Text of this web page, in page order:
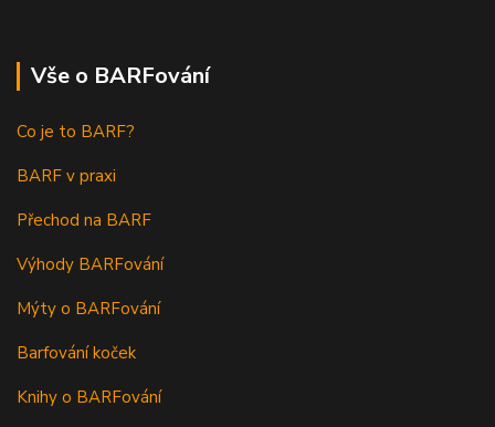
Vše o BARFování
Co je to BARF?
BARF v praxi
Přechod na BARF
Výhody BARFování
Mýty o BARFování
Barfování koček
Knihy o BARFování